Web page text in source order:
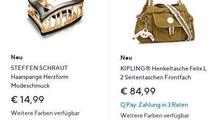
Neu
STEFFEN SCHRAUT
Haarspange Herzform
Modeschmuck
€ 14,99
Weitere Farben verfügbar
Neu
KIPLING® Henkeltasche Felix L
2 Seitentaschen Frontfach
€ 84,99
Q Pay: Zahlung in 3 Raten
Weitere Farben verfügbar